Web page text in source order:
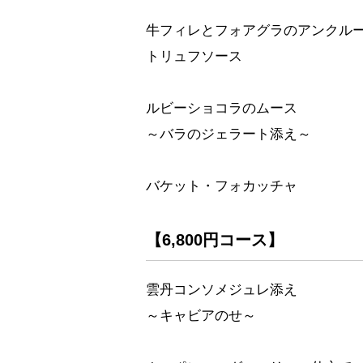
牛フィレとフォアグラのアンクル
トリュフソース
ルビーショコラのムース
～バラのジェラート添え～
バケット・フォカッチャ
【6,800円コース】
雲丹コンソメジュレ添え
～キャビアのせ～